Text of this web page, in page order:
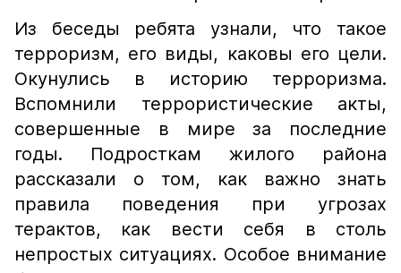
Из беседы ребята узнали, что такое
терроризм, его виды, каковы его цели.
Окунулись в историю терроризма.
Вспомнили террористические акты,
совершенные в мире за последние
годы. Подросткам жилого района
рассказали о том, как важно знать
правила поведения при угрозах
терактов, как вести себя в столь
непростых ситуациях. Особое внимание